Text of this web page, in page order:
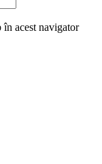
în acest navigator